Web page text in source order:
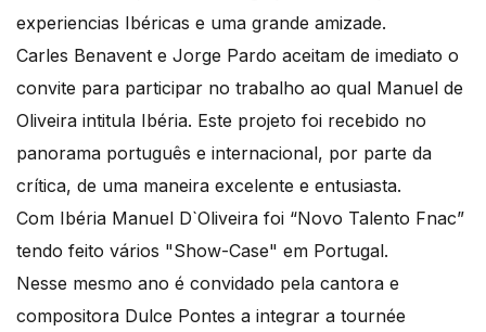
experiencias Ibéricas e uma grande amizade.
Carles Benavent e Jorge Pardo aceitam de imediato o
convite para participar no trabalho ao qual Manuel de
Oliveira intitula Ibéria. Este projeto foi recebido no
panorama português e internacional, por parte da
crítica, de uma maneira excelente e entusiasta.
Com Ibéria Manuel D`Oliveira foi “Novo Talento Fnac”
tendo feito vários "Show-Case" em Portugal.
Nesse mesmo ano é convidado pela cantora e
compositora Dulce Pontes a integrar a tournée